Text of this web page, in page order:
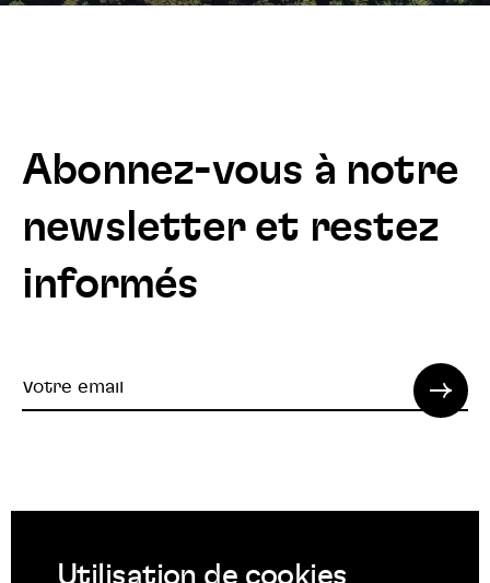
Abonnez-vous à notre
newsletter et restez
informés
Votre
Utilisation de cookies